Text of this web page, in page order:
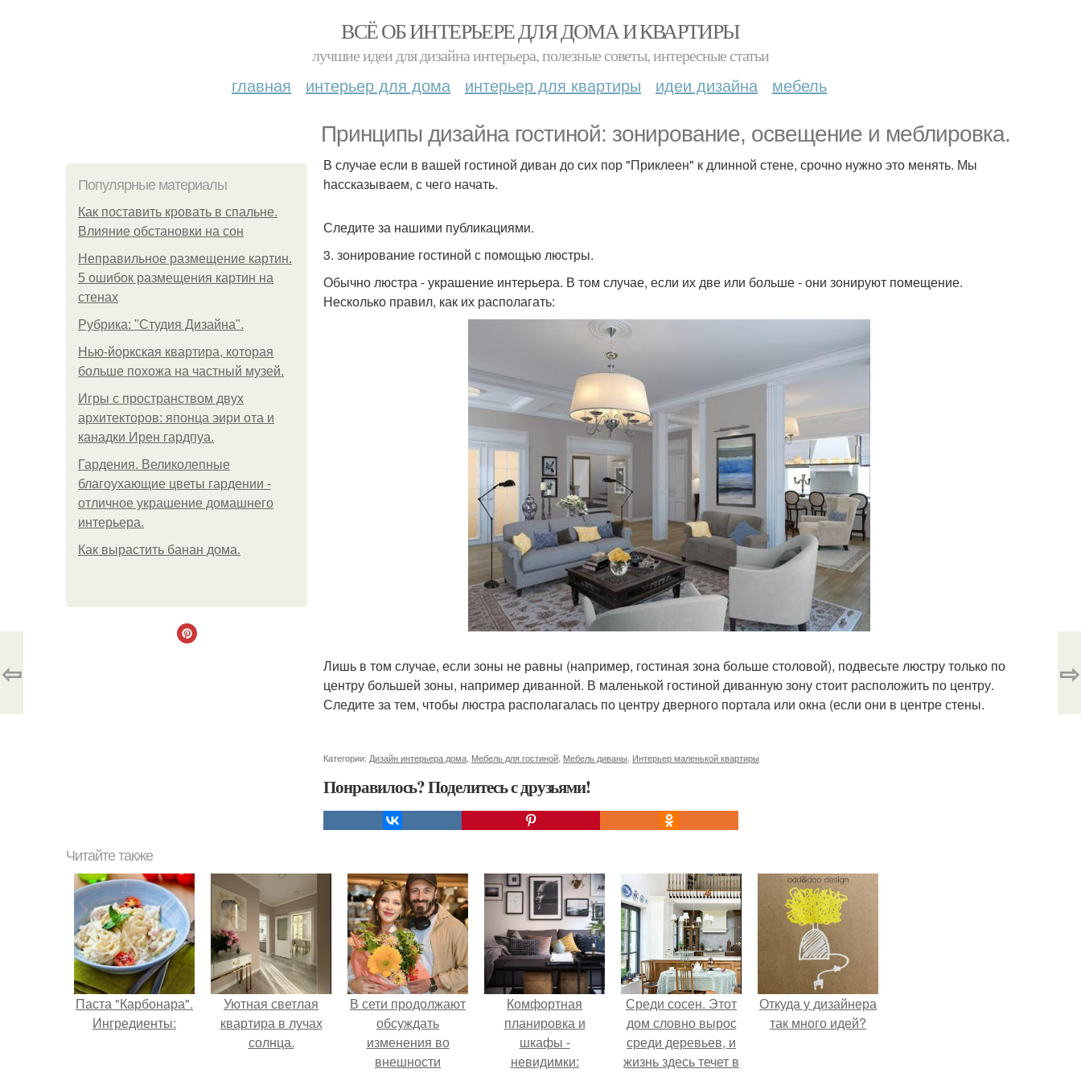
ВСЁ ОБ ИНТЕРЬЕРЕ ДЛЯ ДОМА И КВАРТИРЫ
лучшие идеи для дизайна интерьера, полезные советы, интересные статьи
главная интерьер для дома интерьер для квартиры идеи дизайна мебель
Принципы дизайна гостиной: зонирование, освещение и меблировка.
Популярные материалы
Как поставить кровать в спальне.
Влияние обстановки на сон
Неправильное размещение картин.
5 ошибок размещения картин на
стенах
Рубрика: "Студия Дизайна".
Нью-йоркская квартира, которая
больше похожа на частный музей.
Игры с пространством двух
архитекторов: японца эири ота и
канадки Ирен гардпуа.
Гардения. Великолепные
благоухающие цветы гардении -
отличное украшение домашнего
интерьера.
Как вырастить банан дома.
В случае если в вашей гостиной диван до сих пор "Приклеен" к длинной стене, срочно нужно это менять. Мы
hассказываем, с чего начать.
Следите за нашими публикациями.
3. зонирование гостиной с помощью люстры.
Обычно люстра - украшение интерьера. В том случае, если их две или больше - они зонируют помещение.
Несколько правил, как их располагать:
Лишь в том случае, если зоны не равны (например, гостиная зона больше столовой), подвесьте люстру только по
центру большей зоны, например диванной. В маленькой гостиной диванную зону стоит расположить по центру.
Следите за тем, чтобы люстра располагалась по центру дверного портала или окна (если они в центре стены.
Категории: Дизайн интерьера дома Мебель для гостиной Мебель диваны Интерьер маленькой квартиры
Понравилось? Поделитесь с друзьями!
⇦ ⇨
Читайте также
Паста "Карбонара".
Ингредиенты:
Уютная светлая
квартира в лучах
солнца.
В сети продолжают
обсуждать
изменения во
внешности
Комфортная
планировка и
шкафы -
невидимки:
Среди сосен. Этот
дом словно вырос
среди деревьев, и
жизнь здесь течет в
Откуда у дизайнера
так много идей?